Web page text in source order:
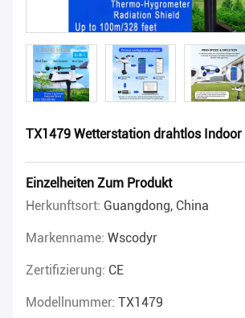
TX1479 Wetterstation drahtlos Indoor
Einzelheiten Zum Produkt
Herkunftsort: Guangdong, China
Markenname: Wscodyr
Zertifizierung: CE
Modellnummer: TX1479